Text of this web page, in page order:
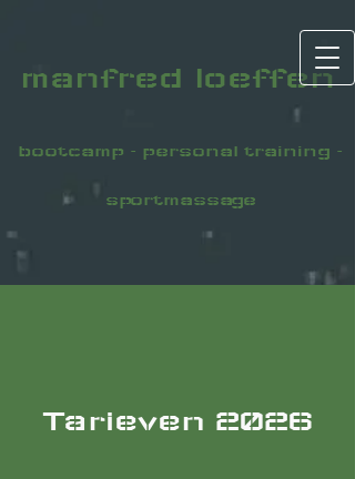
manfred loeffen
bootcamp - personal training -
sportmassage
Tarieven 2026